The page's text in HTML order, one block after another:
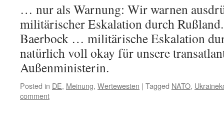
… nur als Warnung: Wir warnen
militärischer Eskalation durch
Baerbock … militärische Eskalation
natürlich voll okay für unsere
Außenministerin.
Posted in DE, Meinung, Wertewesten | Tagged NATO,
comment